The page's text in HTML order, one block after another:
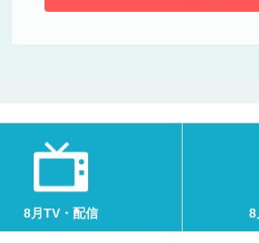
8月TV・配信 8